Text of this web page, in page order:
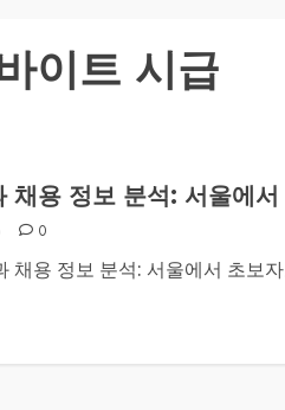
이트 시급
채용 정보 분석: 서울에
0
채용 정보 분석: 서울에서 초보